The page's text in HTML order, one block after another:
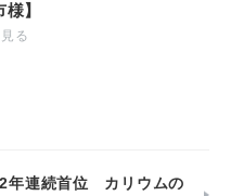
】
る
年連続首位 カリウムの